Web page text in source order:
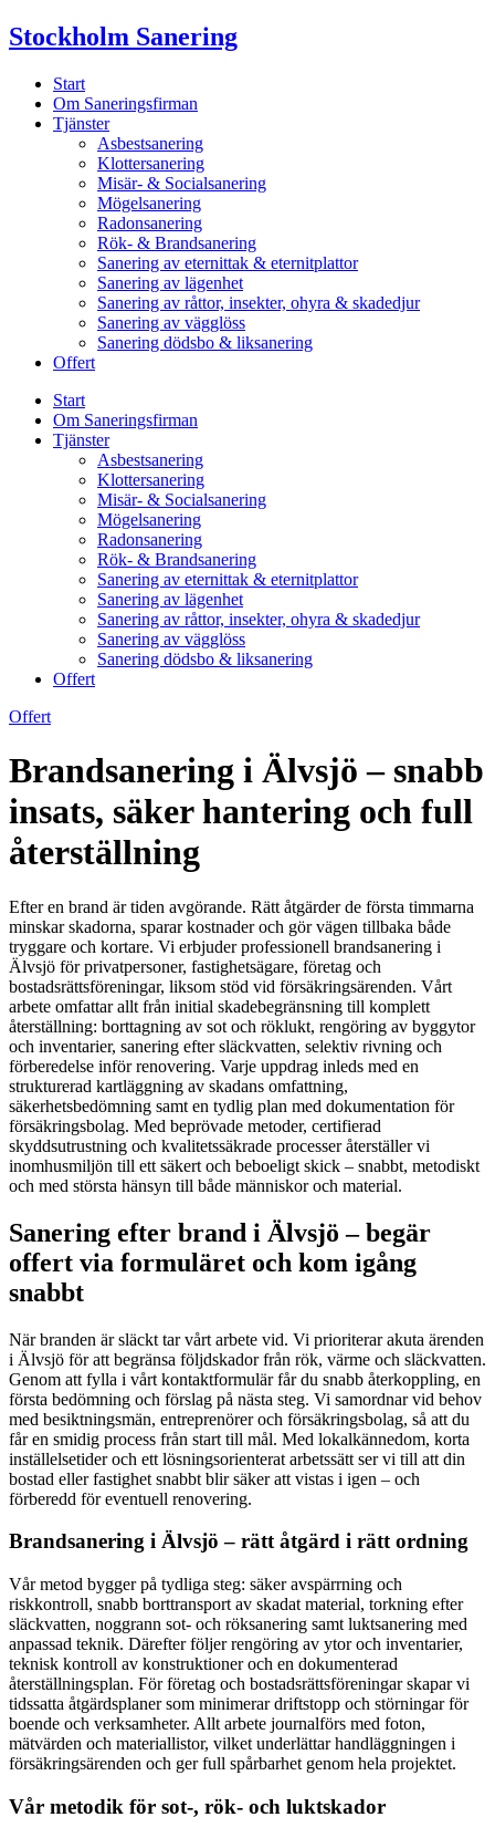
Skip
to
Stockholm Sanering
Start
Om Saneringsfirman
Tjänster
Asbestsanering
Klottersanering
Misär- & Socialsanering
Mögelsanering
Radonsanering
Rök- & Brandsanering
Sanering av eternittak & eternitplattor
Sanering av lägenhet
Sanering av råttor, insekter, ohyra & skadedjur
Sanering av vägglöss
Sanering dödsbo & liksanering
Offert
Start
Om Saneringsfirman
Tjänster
Asbestsanering
Klottersanering
Misär- & Socialsanering
Mögelsanering
Radonsanering
Rök- & Brandsanering
Sanering av eternittak & eternitplattor
Sanering av lägenhet
Sanering av råttor, insekter, ohyra & skadedjur
Sanering av vägglöss
Sanering dödsbo & liksanering
Offert
Offert
Brandsanering i Älvsjö – snabb
insats, säker hantering och full
återställning
Efter en brand är tiden avgörande. Rätt åtgärder de första timmarna
minskar skadorna, sparar kostnader och gör vägen tillbaka både
tryggare och kortare. Vi erbjuder professionell brandsanering i
Älvsjö för privatpersoner, fastighetsägare, företag och
bostadsrättsföreningar, liksom stöd vid försäkringsärenden. Vårt
arbete omfattar allt från initial skadebegränsning till komplett
återställning: borttagning av sot och röklukt, rengöring av byggytor
och inventarier, sanering efter släckvatten, selektiv rivning och
förberedelse inför renovering. Varje uppdrag inleds med en
strukturerad kartläggning av skadans omfattning,
säkerhetsbedömning samt en tydlig plan med dokumentation för
försäkringsbolag. Med beprövade metoder, certifierad
skyddsutrustning och kvalitetssäkrade processer återställer vi
inomhusmiljön till ett säkert och beboeligt skick – snabbt, metodiskt
och med största hänsyn till både människor och material.
Sanering efter brand i Älvsjö – begär
offert via formuläret och kom igång
snabbt
När branden är släckt tar vårt arbete vid. Vi prioriterar akuta ärenden
i Älvsjö för att begränsa följdskador från rök, värme och släckvatten.
Genom att fylla i vårt kontaktformulär får du snabb återkoppling, en
första bedömning och förslag på nästa steg. Vi samordnar vid behov
med besiktningsmän, entreprenörer och försäkringsbolag, så att du
får en smidig process från start till mål. Med lokalkännedom, korta
inställelsetider och ett lösningsorienterat arbetssätt ser vi till att din
bostad eller fastighet snabbt blir säker att vistas i igen – och
förberedd för eventuell renovering.
Brandsanering i Älvsjö – rätt åtgärd i rätt ordning
Vår metod bygger på tydliga steg: säker avspärrning och
riskkontroll, snabb borttransport av skadat material, torkning efter
släckvatten, noggrann sot- och röksanering samt luktsanering med
anpassad teknik. Därefter följer rengöring av ytor och inventarier,
teknisk kontroll av konstruktioner och en dokumenterad
återställningsplan. För företag och bostadsrättsföreningar skapar vi
tidssatta åtgärdsplaner som minimerar driftstopp och störningar för
boende och verksamheter. Allt arbete journalförs med foton,
mätvärden och materiallistor, vilket underlättar handläggningen i
försäkringsärenden och ger full spårbarhet genom hela projektet.
Vår metodik för sot-, rök- och luktskador